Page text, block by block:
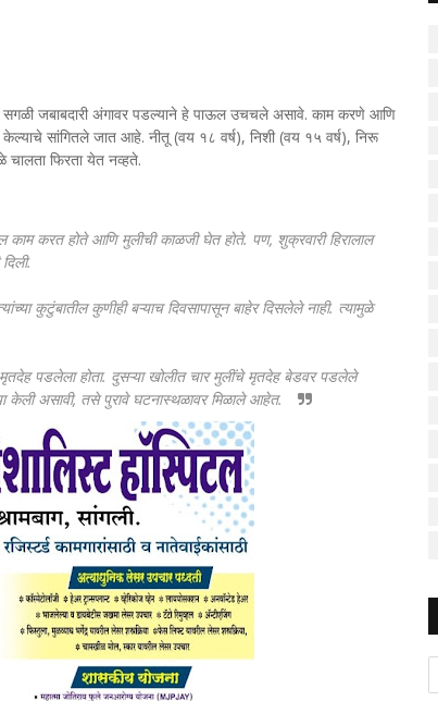
सगळी जबाबदारी अंगावर पडल्याने हे पाऊल उचचले असावे. काम करणे आणि
केल्याचे सांगितले जात आहे. नीतू (वय १८ वर्ष), निशी (वय १५ वर्ष), निरू
चालता फिरता येत नव्हते.
काम करत होते आणि मुलीची काळजी घेत होते. पण, शुक्रवारी हिरालाल
कुटुंबातील कुणीही बऱ्याच दिवसापासून बाहेर दिसलेले नाही. त्यामुळे
पडलेला होता. दुसऱ्या खोलीत चार मुलींचे मृतदेह बेडवर पडलेले
केली असावी, तसे पुरावे घटनास्थळावर मिळाले आहेत.